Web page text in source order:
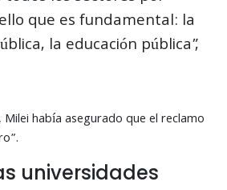
que es fundamental: la
la educación pública”,
había asegurado que el reclamo
universidades